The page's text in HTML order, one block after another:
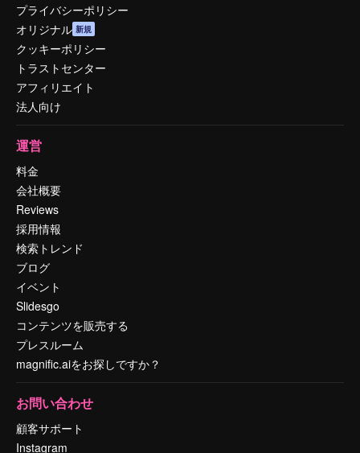
プライバシーポリシー
オリジナル 新規
クッキーポリシー
トラストセンター
アフィリエイト
法人向け
運営
料金
会社概要
Reviews
採用情報
検索トレンド
ブログ
イベント
Slidesgo
コンテンツを販売する
プレスルーム
magnific.aiをお探しですか？
お問い合わせ
顧客サポート
Instagram